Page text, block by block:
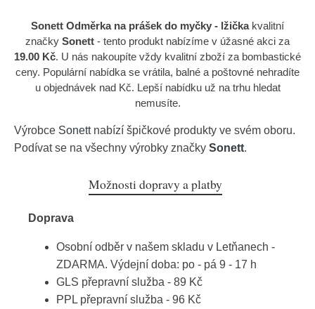
Sonett Odměrka na prášek do myčky - lžičkakvalitní
značky Sonett - tento produkt nabízíme v úžasné akci za
19.00 Kč. U nás nakoupíte vždy kvalitní zboží za bombastické
ceny. Populární nabídka se vrátila, balné a poštovné nehradíte
u objednávek nad Kč. Lepší nabídku už na trhu hledat
nemusíte.
Výrobce Sonettnabízí špičkové produkty ve svém oboru.
Podívat se na všechny výrobky značky Sonett.
Možnosti dopravy a platby
Doprava
Osobní odběr v našem skladu v Letňanech -
ZDARMA. Výdejní doba: po - pá 9 - 17 h
GLS přepravní služba - 89 Kč
PPL přepravní služba - 96 Kč